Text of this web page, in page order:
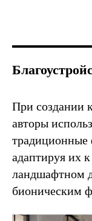
При создании
авторы
традиционные
адаптируя их
ландшафтном
бионическим